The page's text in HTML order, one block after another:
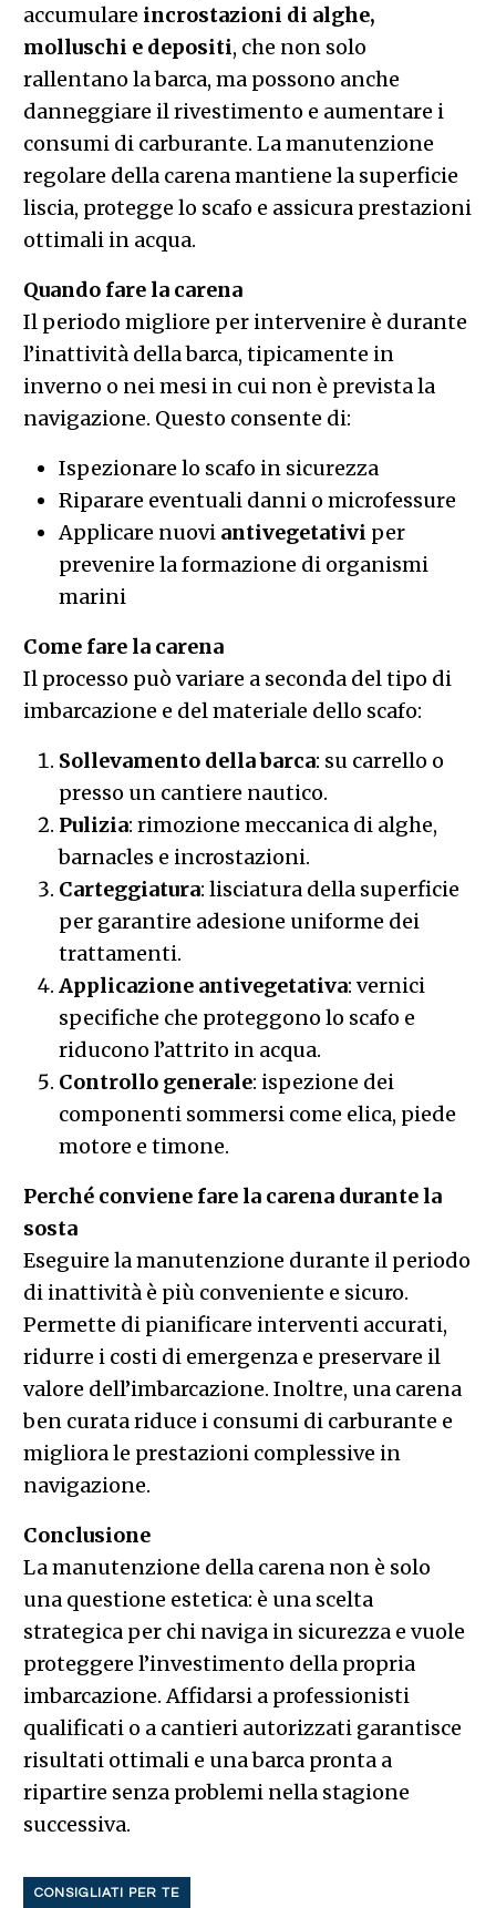
accumulare incrostazioni di alghe,
molluschi e depositi, che non solo
rallentano la barca, ma possono anche
danneggiare il rivestimento e aumentare i
consumi di carburante. La manutenzione
regolare della carena mantiene la superficie
liscia, protegge lo scafo e assicura prestazioni
ottimali in acqua.
Quando fare la carena
Il periodo migliore per intervenire è durante
l’inattività della barca, tipicamente in
inverno o nei mesi in cui non è prevista la
navigazione. Questo consente di:
Ispezionare lo scafo in sicurezza
Riparare eventuali danni o microfessure
Applicare nuovi antivegetativi per
prevenire la formazione di organismi
marini
Come fare la carena
Il processo può variare a seconda del tipo di
imbarcazione e del materiale dello scafo:
Sollevamento della barca: su carrello o
presso un cantiere nautico.
Pulizia: rimozione meccanica di alghe,
barnacles e incrostazioni.
Carteggiatura: lisciatura della superficie
per garantire adesione uniforme dei
trattamenti.
Applicazione antivegetativa: vernici
specifiche che proteggono lo scafo e
riducono l’attrito in acqua.
Controllo generale: ispezione dei
componenti sommersi come elica, piede
motore e timone.
Perché conviene fare la carena durante la
sosta
Eseguire la manutenzione durante il periodo
di inattività è più conveniente e sicuro.
Permette di pianificare interventi accurati,
ridurre i costi di emergenza e preservare il
valore dell’imbarcazione. Inoltre, una carena
ben curata riduce i consumi di carburante e
migliora le prestazioni complessive in
navigazione.
Conclusione
La manutenzione della carena non è solo
una questione estetica: è una scelta
strategica per chi naviga in sicurezza e vuole
proteggere l’investimento della propria
imbarcazione. Affidarsi a professionisti
qualificati o a cantieri autorizzati garantisce
risultati ottimali e una barca pronta a
ripartire senza problemi nella stagione
successiva.
CONSIGLIATI PER TE